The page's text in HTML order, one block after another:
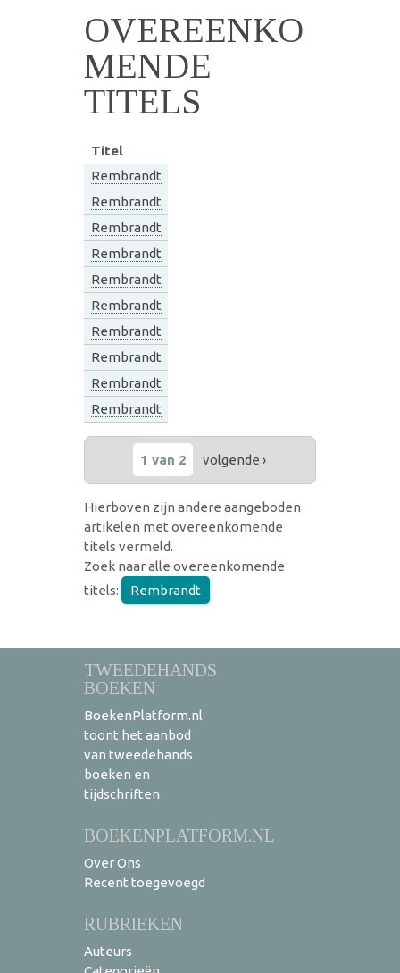
OVEREENKO
MENDE
TITELS
Titel
Rembrandt
Rembrandt
Rembrandt
Rembrandt
Rembrandt
Rembrandt
Rembrandt
Rembrandt
Rembrandt
Rembrandt
1 van 2 volgende ›
Hierboven zijn andere aangeboden
artikelen met overeenkomende
titels vermeld.
Zoek naar alle overeenkomende
titels:
Rembrandt
TWEEDEHANDS
BOEKEN
BoekenPlatform.nl
toont het aanbod
van tweedehands
boeken en
tijdschriften
BOEKENPLATFORM.NL
Over Ons
Recent toegevoegd
RUBRIEKEN
Auteurs